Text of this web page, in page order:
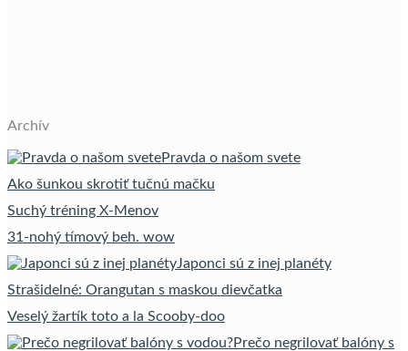
Archív
Pravda o našom svete
Ako šunkou skrotiť tučnú mačku
Suchý tréning X-Menov
31-nohý tímový beh. wow
Japonci sú z inej planéty
Strašidelné: Orangutan s maskou dievčatka
Veselý žartík toto a la Scooby-doo
Prečo negrilovať balóny s